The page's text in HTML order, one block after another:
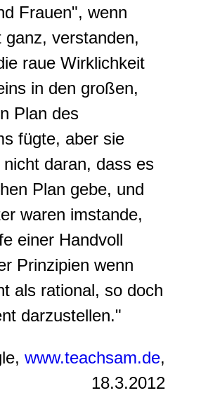
Frauen", wenn
ganz, verstanden,
raue Wirklichkeit
in den großen,
Plan des
fügte, aber sie
daran, dass es
Plan gebe, und
waren imstande,
einer Handvoll
Prinzipien wenn
als rational, so doch
darzustellen."
www.teachsam.de,
18.3.2012